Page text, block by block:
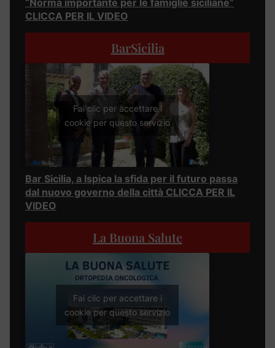
“Norma importante per le famiglie siciliane”
CLICCA PER IL VIDEO
BarSicilia
Fai clic per accettare i
cookie per questo servizio
Bar Sicilia, a Ispica la sfida per il futuro passa
dal nuovo governo della città CLICCA PER IL
VIDEO
La Buona Salute
Fai clic per accettare i
cookie per questo servizio